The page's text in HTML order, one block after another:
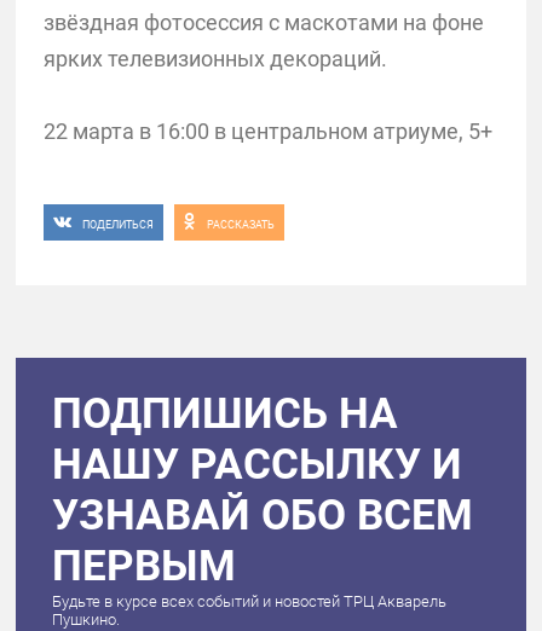
звёздная фотосессия с маскотами на фоне
ярких телевизионных декораций.
22 марта в 16:00 в центральном атриуме, 5+
ПОДЕЛИТЬСЯ РАССКАЗАТЬ
ПОДПИШИСЬ НА
НАШУ РАССЫЛКУ И
УЗНАВАЙ ОБО ВСЕМ
ПЕРВЫМ
Будьте в курсе всех событий и новостей ТРЦ Акварель
Пушкино.